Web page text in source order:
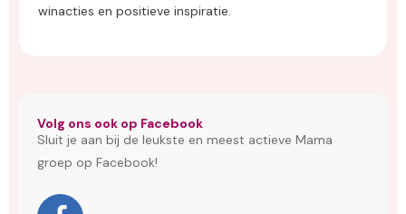
winacties en positieve inspiratie.
Volg ons ook op Facebook
Sluit je aan bij de leukste en meest actieve Mama
groep op Facebook!